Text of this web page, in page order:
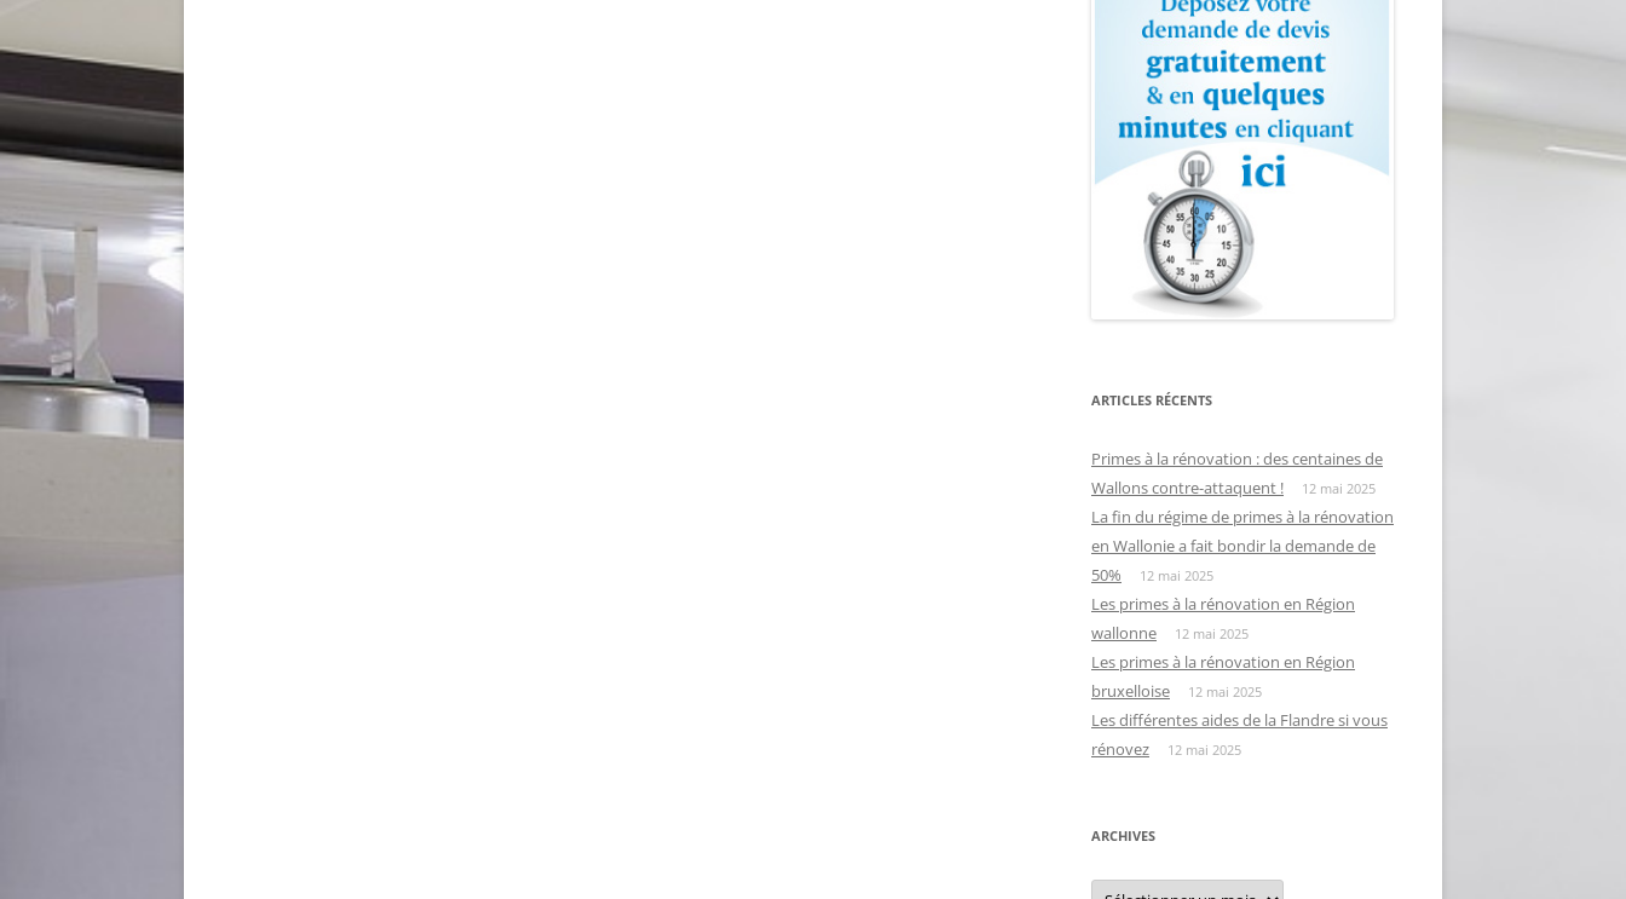
ARTICLES RÉCENTS
Primes à la rénovation : des centaines de
Wallons contre-attaquent !
12 mai 2025
La fin du régime de primes à la rénovation
en Wallonie a fait bondir la demande de
50%
12 mai 2025
Les primes à la rénovation en Région
wallonne
12 mai 2025
Les primes à la rénovation en Région
bruxelloise
12 mai 2025
Les différentes aides de la Flandre si vous
rénovez
12 mai 2025
ARCHIVES
Archives